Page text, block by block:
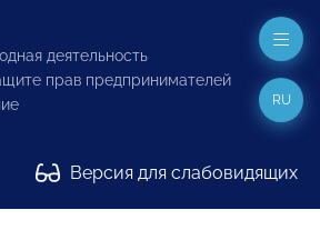
деятельность
прав предпринимателей
Версия для слабовидящих
RU